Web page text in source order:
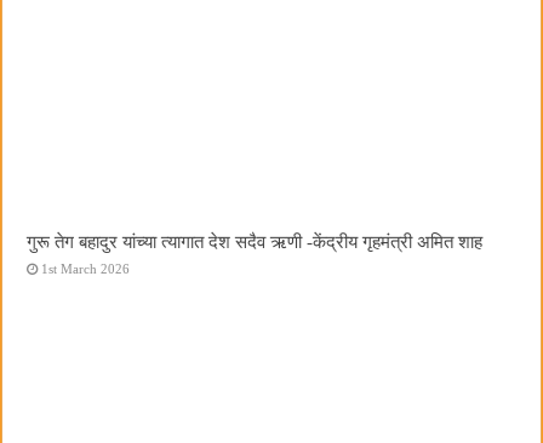
गुरू तेग बहादुर यांच्या त्यागात देश सदैव ऋणी -केंद्रीय गृहमंत्री अमित शाह
1st March 2026